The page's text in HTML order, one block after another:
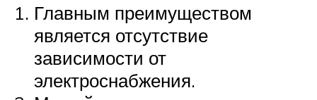
Главным преимуществом
является отсутствие
зависимости от
электроснабжения.